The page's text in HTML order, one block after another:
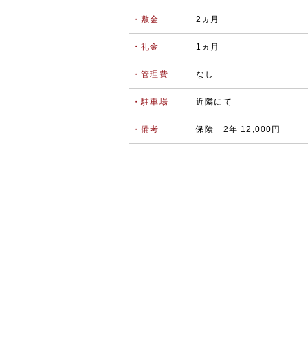
・敷金 2ヵ月
・礼金 1ヵ月
・管理費 なし
・駐車場 近隣にて
・備考 保険 2年 12,000円